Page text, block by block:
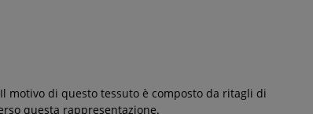
motivo di questo tessuto è composto da ritagli di
questa rappresentazione.